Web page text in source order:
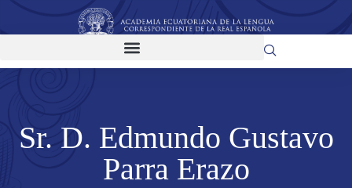
Sr. D. Edmundo Gustavo
Parra Erazo